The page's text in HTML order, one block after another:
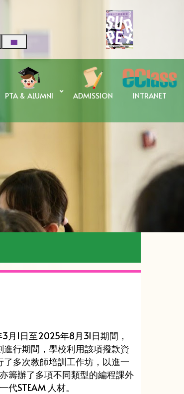
PTA & ALUMNI ADMISSION INTRANET
月1日至2025年8月31日期間，
行期間，學校利用該項撥款資
了多次教師培訓工作坊，以進一
籌辦了多項不同類型的編程課外
STEAM 人材。